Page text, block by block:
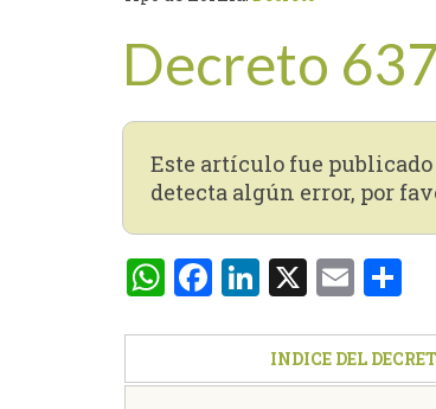
Decreto
Este artículo fue
detecta algún error, por
WhatsApp
Facebook
LinkedIn
X Email
INDICE DEL